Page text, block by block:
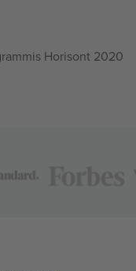
Horisont 2020